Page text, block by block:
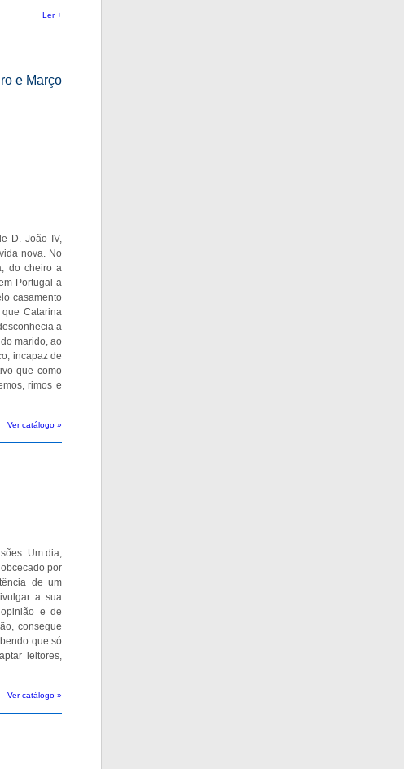
Ler +
e Março
D. João IV,
nova. No
do cheiro a
Portugal a
casamento
Catarina
a
marido, ao
incapaz de
que como
rimos e
Ver catálogo »
Um dia,
por
de um
a sua
e de
consegue
que só
leitores,
Ver catálogo »